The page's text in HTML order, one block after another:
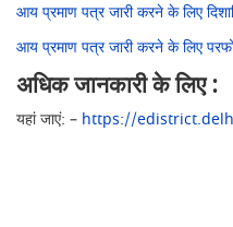
आय प्रमाण पत्र जारी करने के लिए
आय प्रमाण पत्र जारी करने के लिए
अधिक जानकारी के लिए :
यहां जाएं: – https://